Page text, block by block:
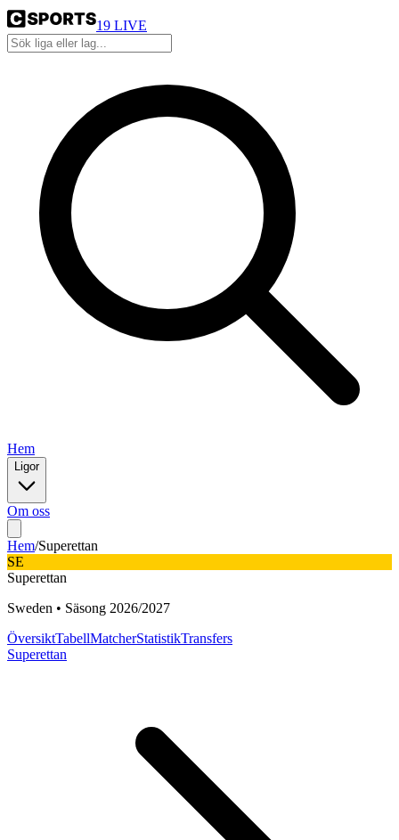
19 LIVE
Hem
Ligor
Om oss
Hem/Superettan
SE
Superettan
Sweden • Säsong 2026/2027
ÖversiktTabellMatcherStatistikTransfers
Superettan